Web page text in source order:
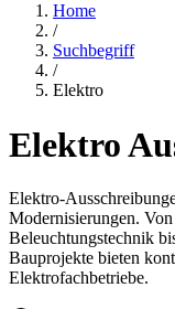
Home
/
Suchbegriff
/
Elektro
Elektro
Elektro-
Modernisierungen.
Beleuchtungstechnik
Bauprojekte bieten
Elektrofachbetriebe.